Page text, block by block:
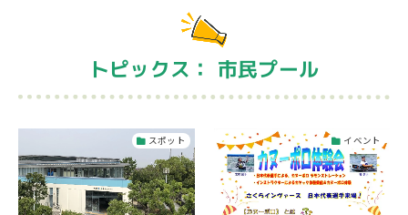
トピックス： 市民プール
スポット イベント